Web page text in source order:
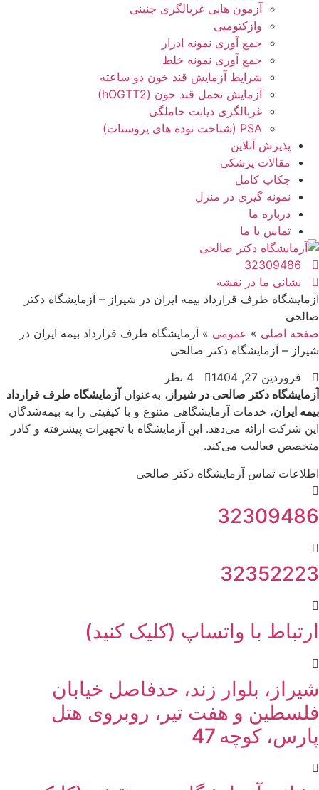
آزمون هایی غربالگری جنینی
وازکتومیی
جمع آوری نمونه ادرار
جمع آوری نمونه خلط
شرایط آزمایش قند خون دو ساعته
آزمایش تحمل قند خون (hOGTT2)
غربالگری دیابت حاملگی
PSA (شناخت توده های پروستات)
پذیرش آنلاین
مقالات پزشکی
چکاپ کامل
نمونه گیری در منزل
درباره ما
تماس با ما
32309486
نشانی ما در نقشه
آزمایشگاه طرف قرارداد بیمه ایران در شیراز – آزمایشگاه دکتر
صالحی
صفحه اصلی » عمومی » آزمایشگاه طرف قرارداد بیمه ایران در
شیراز – آزمایشگاه دکتر صالحی
فروردین 27, 1404
4 نظر
آزمایشگاه دکتر صالحی در شیراز ، به‌عنوان آزمایشگاه طرف قرارداد
بیمه ایران، خدمات آزمایشگاهی متنوع و با کیفیتی را به بیمه‌شدگان
این شرکت ارائه می‌دهد. این آزمایشگاه با تجهیزات پیشرفته و کادر
متخصص فعالیت می‌کند.
اطلاعات تماس آزمایشگاه دکتر صالحی
32309486
32352223
ارتباط با واتساپ (کلیک کنید)
شیراز، بلوار زند، حدفاصل خیابان
فلسطین و هفت تیر، روبروی هتل
پارس، کوچه 47